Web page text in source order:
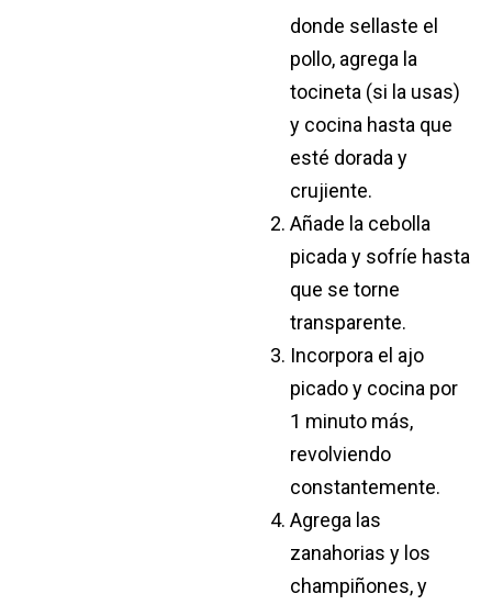
donde sellaste el
pollo, agrega la
tocineta (si la usas)
y cocina hasta que
esté dorada y
crujiente.
Añade la cebolla
picada y sofríe hasta
que se torne
transparente.
Incorpora el ajo
picado y cocina por
1 minuto más,
revolviendo
constantemente.
Agrega las
zanahorias y los
champiñones, y